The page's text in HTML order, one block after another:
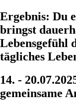
Ergebnis: Du
bringst
Lebensgefühl
tägliches
14. -
gemeinsame